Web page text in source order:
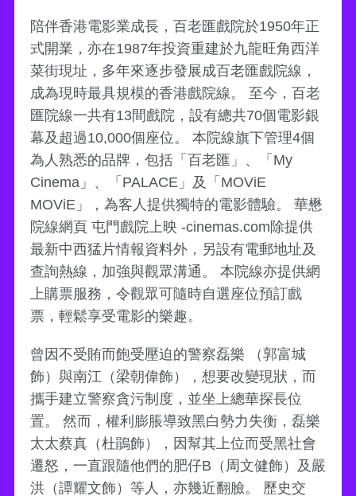
陪伴香港電影業成長，百老匯戲院於1950年正
式開業，亦在1987年投資重建於九龍旺角西洋
菜街現址，多年來逐步發展成百老匯戲院線，
成為現時最具規模的香港戲院線。 至今，百老
匯院線一共有13間戲院，設有總共70個電影銀
幕及超過10,000個座位。 本院線旗下管理4個
為人熟悉的品牌，包括「百老匯」、「My
Cinema」、「PALACE」及「MOViE
MOViE」，為客人提供獨特的電影體驗。 華懋
院線網頁 屯門戲院上映 -cinemas.com除提供
最新中西猛片情報資料外，另設有電郵地址及
查詢熱線，加強與觀眾溝通。 本院線亦提供網
上購票服務，令觀眾可隨時自選座位預訂戲
票，輕鬆享受電影的樂趣。
曾因不受賄而飽受壓迫的警察磊樂 （郭富城
飾）與南江（梁朝偉飾），想要改變現狀，而
攜手建立警察貪污制度，並坐上總華探長位
置。 然而，權利膨脹導致黑白勢力失衡，磊樂
太太蔡真（杜鵑飾），因幫其上位而受黑社會
遷怒，一直跟隨他們的肥仔B（周文健飾）及嚴
洪（譚耀文飾）等人，亦幾近翻臉。 歷史交